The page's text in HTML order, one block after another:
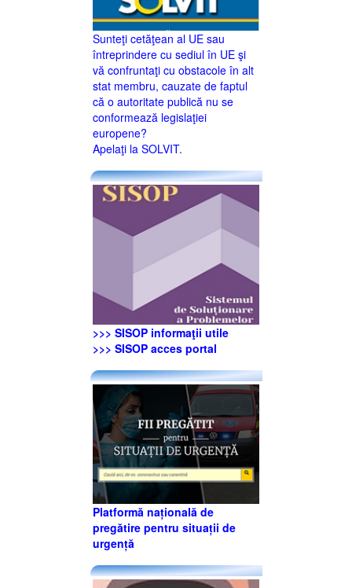
Sunteţi cetăţean al UE sau
întreprindere cu sediul în UE şi
vă confruntaţi cu obstacole în alt
stat membru, cauzate de faptul
că o autoritate publică nu se
conformează legislaţiei
europene?
Apelaţi la SOLVIT.
>>> SISOP informaţii utile
>>> SISOP acces portal
Platformă națională de
pregătire pentru situații de
urgență